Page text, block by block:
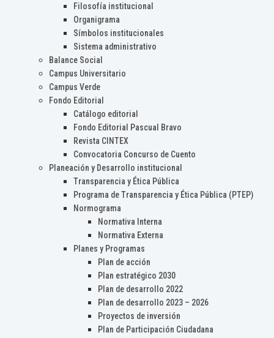
Filosofía institucional
Organigrama
Símbolos institucionales
Sistema administrativo
Balance Social
Campus Universitario
Campus Verde
Fondo Editorial
Catálogo editorial
Fondo Editorial Pascual Bravo
Revista CINTEX
Convocatoria Concurso de Cuento
Planeación y Desarrollo institucional
Transparencia y Ética Pública
Programa de Transparencia y Ética Pública (PTEP)
Normograma
Normativa Interna
Normativa Externa
Planes y Programas
Plan de acción
Plan estratégico 2030
Plan de desarrollo 2022
Plan de desarrollo 2023 – 2026
Proyectos de inversión
Plan de Participación Ciudadana